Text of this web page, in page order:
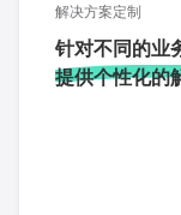
解决方案定制
针对不同的业
提供个性化的